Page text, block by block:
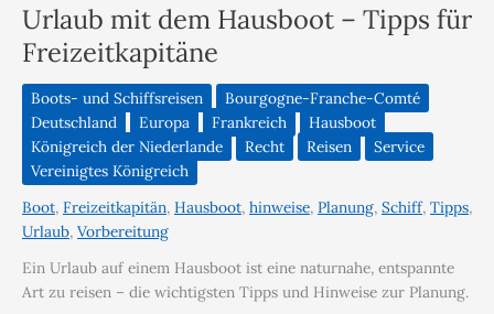
Urlaub mit dem Hausboot – Tipps für
Freizeitkapitäne
Boots- und Schiffsreisen
Bourgogne-Franche-Comté
Deutschland
Europa Frankreich
Hausboot
Königreich der Niederlande
Recht Reisen
Service
Vereinigtes Königreich
Boot, Freizeitkapitän, Hausboot, hinweise, Planung, Schiff, Tipps,
Urlaub, Vorbereitung
Ein Urlaub auf einem Hausboot ist eine naturnahe, entspannte
Art zu reisen – die wichtigsten Tipps und Hinweise zur Planung.